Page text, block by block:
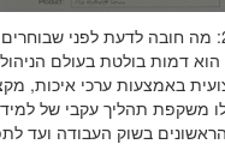
חמדאן ג'לולי ב-2026: מה חובה לדעת לפני
הוא דמות בולטת בעולם
באמצעות ערכי איכות,
משקפת תהליך עקבי של
בשוק העבודה ועד